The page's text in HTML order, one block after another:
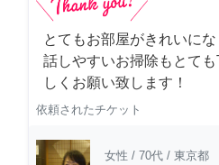
とてもお部屋がきれいに
話しやすいお掃除もとて
しくお願い致します！
依頼されたチケット
女性 / 70代 / 東京都